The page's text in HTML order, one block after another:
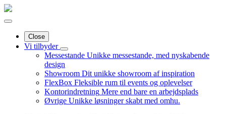
Close
Vi tilbyder
Messestande Unikke messestande, med nyskabende
design
Showroom Dit unikke showroom af inspiration
FlexBox Fleksible rum til events og oplevelser
Kontorindretning Mere end bare en arbejdsplads
Øvrige Unikke løsninger skabt med omhu.